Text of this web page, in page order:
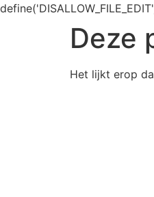
Deze
Het lijkt erop